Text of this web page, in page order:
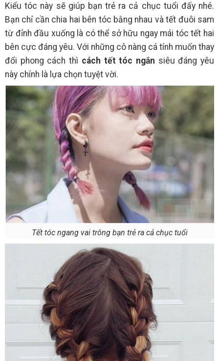
Kiểu tóc này sẽ giúp bạn trẻ ra cả chục tuổi đấy nhé.
Bạn chỉ cần chia hai bên tóc bằng nhau và tết đuôi sam
từ đỉnh đầu xuống là có thể sở hữu ngay mái tóc tết hai
bên cực đáng yêu. Với những cô nàng cá tính muốn thay
đổi phong cách thì cách tết tóc ngắn siêu đáng yêu
này chính là lựa chọn tuyệt vời.
Tết tóc ngang vai trông bạn trẻ ra cả chục tuổi